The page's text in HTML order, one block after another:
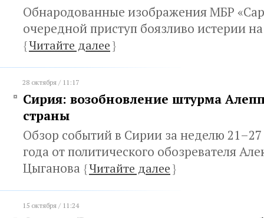
Обнародованные изображения МБР
очередной приступ боязливо истерии
{Читайте далее}
28 октября / 11:17
Сирия: возобновление штурма
страны
Обзор событий в Сирии за неделю 21–27
года от политического обозревателя
Цыганова {Читайте далее}
15 октября / 11:24